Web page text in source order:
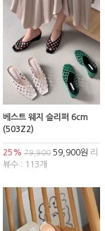
베스트 웨지 슬리퍼 6cm
(503Z2)
25% 79,90059,900원 리
뷰수 : 113개